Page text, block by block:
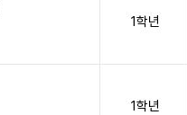
1학년
1학년